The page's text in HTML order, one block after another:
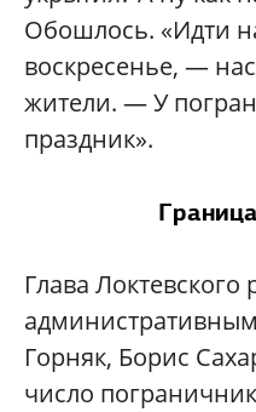
Обошлось. «Идти
воскресенье, —
жители. — У
праздник».
Глава
Горняк, Борис
число